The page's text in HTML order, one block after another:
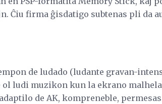
Ĉiu firma ĝisdatigo subtenas pli da
de ludado (ludante gravan-
ludi muzikon kun la ekrano
de AK, kompreneble,